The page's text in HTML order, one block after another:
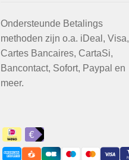
Ondersteunde Betalings
methoden zijn o.a. iDeal, Visa,
Cartes Bancaires, CartaSi,
Bancontact, Sofort, Paypal en
meer.